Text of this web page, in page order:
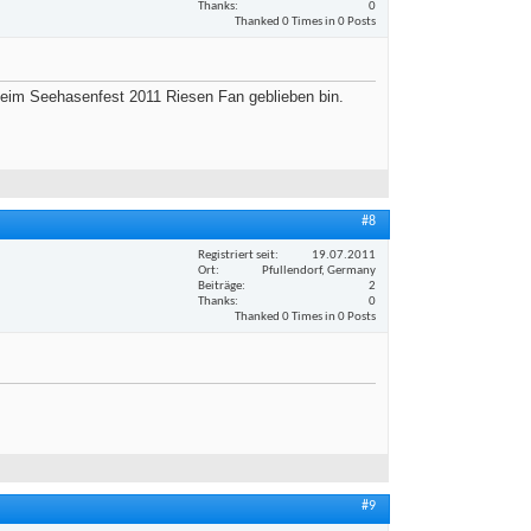
Thanks
0
Thanked 0 Times in 0 Posts
Seehasenfest 2011 Riesen Fan geblieben bin.
#8
Registriert seit
19.07.2011
Ort
Pfullendorf, Germany
Beiträge
2
Thanks
0
Thanked 0 Times in 0 Posts
#9